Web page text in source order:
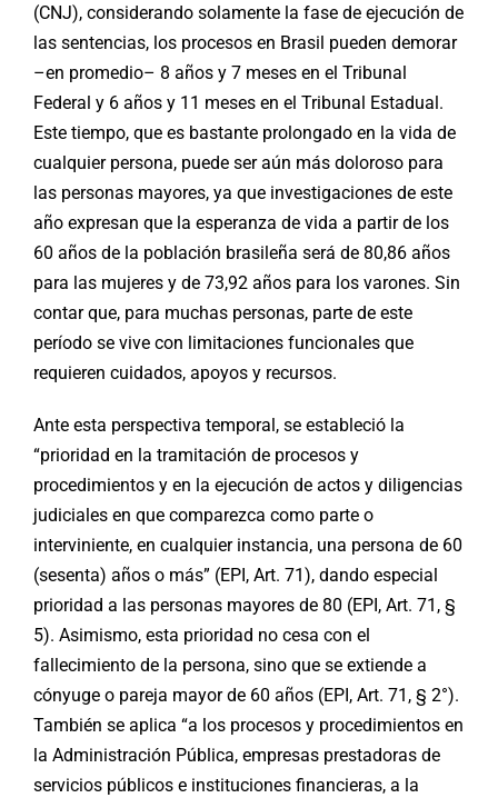
(CNJ), considerando solamente la fase de ejecución de
las sentencias, los procesos en Brasil pueden demorar
–en promedio– 8 años y 7 meses en el Tribunal
Federal y 6 años y 11 meses en el Tribunal Estadual.
Este tiempo, que es bastante prolongado en la vida de
cualquier persona, puede ser aún más doloroso para
las personas mayores, ya que investigaciones de este
año expresan que la esperanza de vida a partir de los
60 años de la población brasileña será de 80,86 años
para las mujeres y de 73,92 años para los varones. Sin
contar que, para muchas personas, parte de este
período se vive con limitaciones funcionales que
requieren cuidados, apoyos y recursos.
Ante esta perspectiva temporal, se estableció la
“prioridad en la tramitación de procesos y
procedimientos y en la ejecución de actos y diligencias
judiciales en que comparezca como parte o
interviniente, en cualquier instancia, una persona de 60
(sesenta) años o más” (EPI, Art. 71), dando especial
prioridad a las personas mayores de 80 (EPI, Art. 71, §
5). Asimismo, esta prioridad no cesa con el
fallecimiento de la persona, sino que se extiende a
cónyuge o pareja mayor de 60 años (EPI, Art. 71, § 2°).
También se aplica “a los procesos y procedimientos en
la Administración Pública, empresas prestadoras de
servicios públicos e instituciones financieras, a la